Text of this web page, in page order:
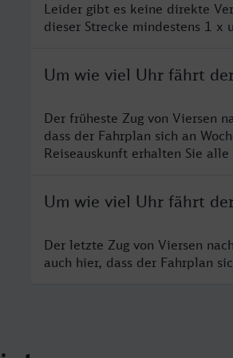
Leider gibt es keine direkte
dieser Strecke mindestens 1 x
Um wie viel Uhr fährt
Der früheste Zug von Viersen
dass der Fahrplan sich an
Reiseauskunft erhalten Sie
Um wie viel Uhr fährt
Der letzte Zug von Viersen
auch hier, dass der Fahrplan